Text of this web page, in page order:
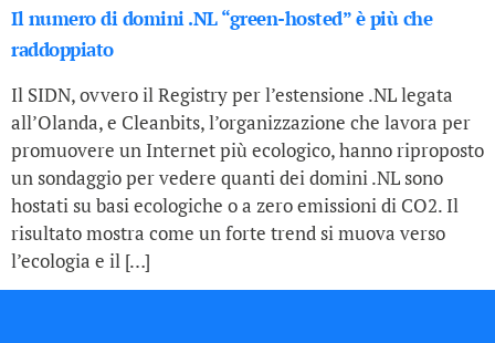
Il numero di domini .NL “green-hosted” è più che
raddoppiato
Il SIDN, ovvero il Registry per l’estensione .NL legata
all’Olanda, e Cleanbits, l’organizzazione che lavora per
promuovere un Internet più ecologico, hanno riproposto
un sondaggio per vedere quanti dei domini .NL sono
hostati su basi ecologiche o a zero emissioni di CO2. Il
risultato mostra come un forte trend si muova verso
l’ecologia e il […]